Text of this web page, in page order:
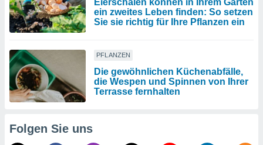
Eierschalen können in Ihrem Garten
ein zweites Leben finden: So setzen
Sie sie richtig für Ihre Pflanzen ein
PFLANZEN
Die gewöhnlichen Küchenabfälle,
die Wespen und Spinnen von Ihrer
Terrasse fernhalten
Folgen Sie uns